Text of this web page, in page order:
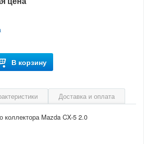
В корзину
Доставка и оплата
коллектора Mazda CX-5 2.0